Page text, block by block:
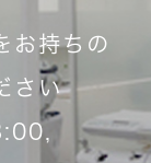
お持ちの
さい